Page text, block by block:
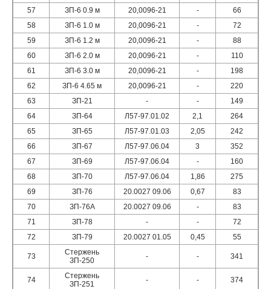
57
ЗП-6 0.9 м 20,0096-21 -
66
58
ЗП-6 1.0 м 20,0096-21 -
72
59
ЗП-6 1.2 м 20,0096-21 -
88
60
ЗП-6 2.0 м 20,0096-21 -
110
61
ЗП-6 3.0 м 20,0096-21 -
198
62
ЗП-6 4.65 м 20,0096-21 -
220
63
ЗП-21 - -
149
64
ЗП-64 Л57-97.01.02 2,1
264
65
ЗП-65 Л57-97.01.03 2,05
242
66
ЗП-67 Л57-97.06.04 3
352
67
ЗП-69 Л57-97.06.04 -
160
68
ЗП-70 Л57-97.06.04 1,86
275
69
ЗП-76 20.0027 09.06 0,67
83
70
ЗП-76A 20.0027 09.06 -
83
71
ЗП-78 - -
72
72
ЗП-79 20.0027 01.05 0,45 55
73
Стержень
ЗП-250
- - 341
74
Стержень
ЗП-251
- - 374